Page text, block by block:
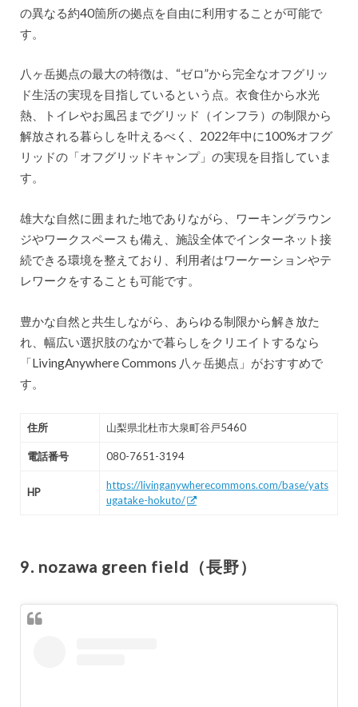
の異なる約40箇所の拠点を自由に利用することが可能で
す。
八ヶ岳拠点の最大の特徴は、“ゼロ”から完全なオフグリッ
ド生活の実現を目指しているという点。衣食住から水光
熱、トイレやお風呂までグリッド（インフラ）の制限から
解放される暮らしを叶えるべく、2022年中に100%オフグ
リッドの「オフグリッドキャンプ」の実現を目指していま
す。
雄大な自然に囲まれた地でありながら、ワーキングラウン
ジやワークスペースも備え、施設全体でインターネット接
続できる環境を整えており、利用者はワーケーションやテ
レワークをすることも可能です。
豊かな自然と共生しながら、あらゆる制限から解き放た
れ、幅広い選択肢のなかで暮らしをクリエイトするなら
「LivingAnywhere Commons 八ヶ岳拠点」がおすすめで
す。
住所 山梨県北杜市大泉町谷戸5460
電話番号 080-7651-3194
HP
https://livinganywherecommons.com/base/yats
ugatake-hokuto/
9. nozawa green field（長野）